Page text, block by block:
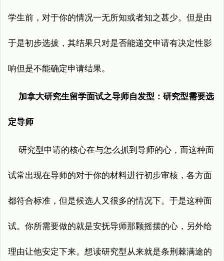
学生前，对于你的情况一无所知或者知之甚少。但是由
于是初步选拔，其结果只对是否能递交申请有决定性影
响但是不能确定申请结果。
加拿大研究生留学面试之导师自发型：研究型需要选
定导师
研究型申请的核心在与怎么抓到导师的心，而这种面
试常出现在导师的对于你的材料进行初步审核，各方面
都符合标准，但是候选人又很多的情况下。于是这种面
试。你所需要做的就是安抚导师那颗摇摆的心，另外给
理由让他安定下来。想读研究型从来就是条荆棘满途的